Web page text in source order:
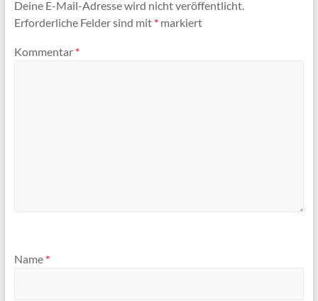
Deine E-Mail-Adresse wird nicht veröffentlicht.
Erforderliche Felder sind mit *markiert
Kommentar *
Name *